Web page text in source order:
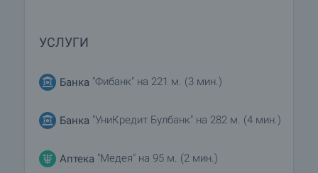
УСЛУГИ
Банка "Фибанк" на 221 м. (3 мин.)
Банка "УниКредит Булбанк" на 282 м. (4 мин.)
Аптека "Медея" на 95 м. (2 мин.)